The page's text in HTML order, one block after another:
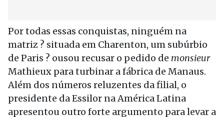
Por todas essas conquistas, ninguém na
matriz ? situada em Charenton, um subúrbio
de Paris ? ousou recusar o pedido de monsieur
Mathieux para turbinar a fábrica de Manaus.
Além dos números reluzentes da filial, o
presidente da Essilor na América Latina
apresentou outro forte argumento para levar a